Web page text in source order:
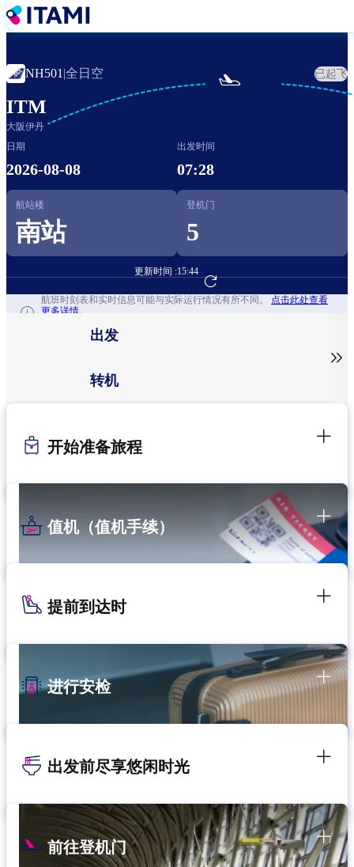
跳
转
主
要
容
NH501 |全日空 已起飞
ITM
大阪伊丹

日期
2026-08-08
出发时间
07:28
航站楼
南站
登机门
5
更新时间 :15:44
前往航班预订
航班时刻表和实时信息可能与实际运行情况有所不同。 点击此处查看
更多详情。
出发
转机

开始准备旅程
值机（值机手续）
提前到达时
进行安检
出发前尽享悠闲时光
前往登机门